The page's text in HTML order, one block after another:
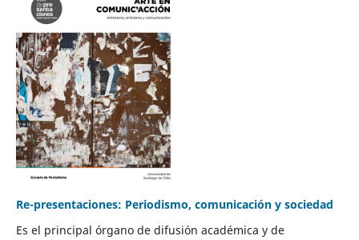
Re-presentaciones: Periodismo, comunicación y sociedad
Es el principal órgano de difusión académica y de